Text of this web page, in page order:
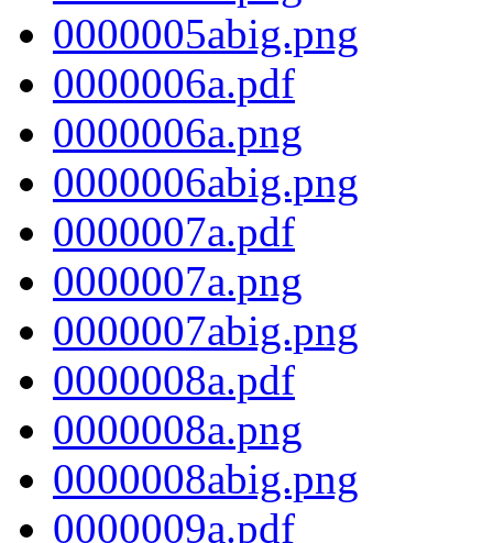
0000005abig.png
0000006a.pdf
0000006a.png
0000006abig.png
0000007a.pdf
0000007a.png
0000007abig.png
0000008a.pdf
0000008a.png
0000008abig.png
0000009a.pdf